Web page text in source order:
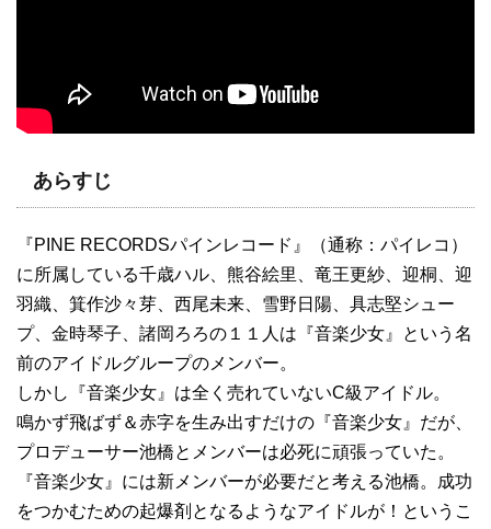
あらすじ
『PINE RECORDSパインレコード』（通称：パイレコ）
に所属している千歳ハル、熊谷絵里、竜王更紗、迎桐、迎
羽織、箕作沙々芽、西尾未来、雪野日陽、具志堅シュー
プ、金時琴子、諸岡ろろの１１人は『音楽少女』という名
前のアイドルグループのメンバー。
しかし『音楽少女』は全く売れていないC級アイドル。
鳴かず飛ばず＆赤字を生み出すだけの『音楽少女』だが、
プロデューサー池橋とメンバーは必死に頑張っていた。
『音楽少女』には新メンバーが必要だと考える池橋。成功
をつかむための起爆剤となるようなアイドルが！というこ